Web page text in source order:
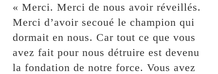
« Merci. Merci de nous avoir réveillés.
Merci d’avoir secoué le champion qui
dormait en nous. Car tout ce que vous
avez fait pour nous détruire est devenu
la fondation de notre force. Vous avez